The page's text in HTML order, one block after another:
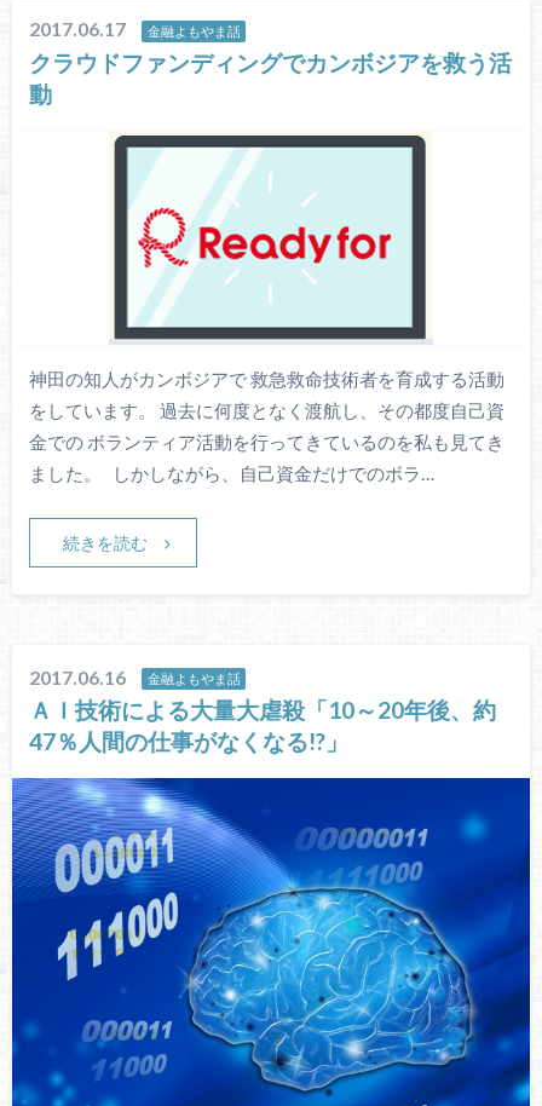
2017.06.17 金融よもやま話
クラウドファンディングでカンボジアを救う活
動
神田の知人がカンボジアで 救急救命技術者を育成する活動
をしています。 過去に何度となく渡航し、その都度自己資
金での ボランティア活動を行ってきているのを私も見てき
ました。 しかしながら、自己資金だけでのボラ…
続きを読む
2017.06.16 金融よもやま話
ＡＩ技術による大量大虐殺「10～20年後、約
47％人間の仕事がなくなる!?」